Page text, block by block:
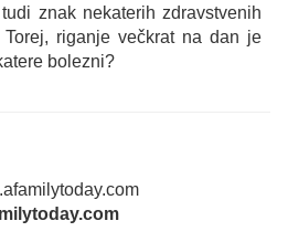
tudi znak nekaterih zdravstvenih
Torej, riganje večkrat na dan je
bolezni?